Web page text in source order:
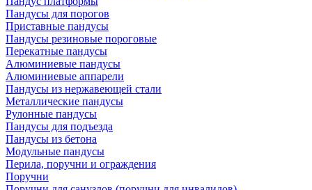
Пандусы для порогов
Приставные пандусы
Пандусы резиновые пороговые
Перекатные пандусы
Алюминиевые пандусы
Алюминиевые аппарели
Пандусы из нержавеющей стали
Металлические пандусы
Рулонные пандусы
Пандусы для подъезда
Пандусы из бетона
Модульные пандусы
Перила, поручни и ограждения
Поручни